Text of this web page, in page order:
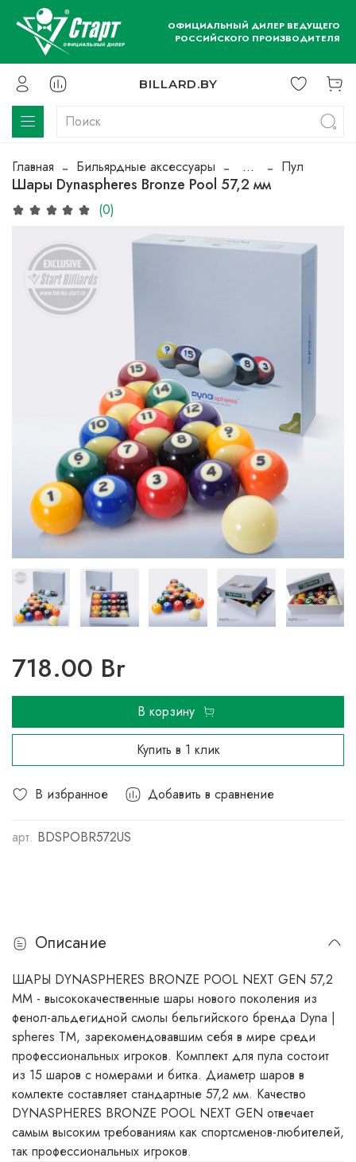
ОФИЦИАЛЬНЫЙ ДИЛЕР ВЕДУЩЕГО
РОССИЙСКОГО ПРОИЗВОДИТЕЛЯ
BILLARD.BY
Главная Бильярдные аксессуары ... Пул
Шары Dynaspheres Bronze Pool 57,2 мм
(0)
В избранное Добавить в сравнение
арт. BDSPOBR572US
718.00 Br
В корзину
Купить в 1 клик
Описание
ШАРЫ DYNASPHERES BRONZE POOL NEXT GEN 57,2
ММ - высококачественные шары нового поколения из
фенол-альдегидной смолы бельгийского бренда Dyna |
spheres TM, зарекомендовавшим себя в мире среди
профессиональных игроков. Комплект для пула состоит
из 15 шаров с номерами и битка. Диаметр шаров в
комлекте составляет стандартные 57,2 мм. Качество
DYNASPHERES BRONZE POOL NEXT GEN отвечает
самым высоким требованиям как спортсменов-любителей,
так профессиональных игроков.